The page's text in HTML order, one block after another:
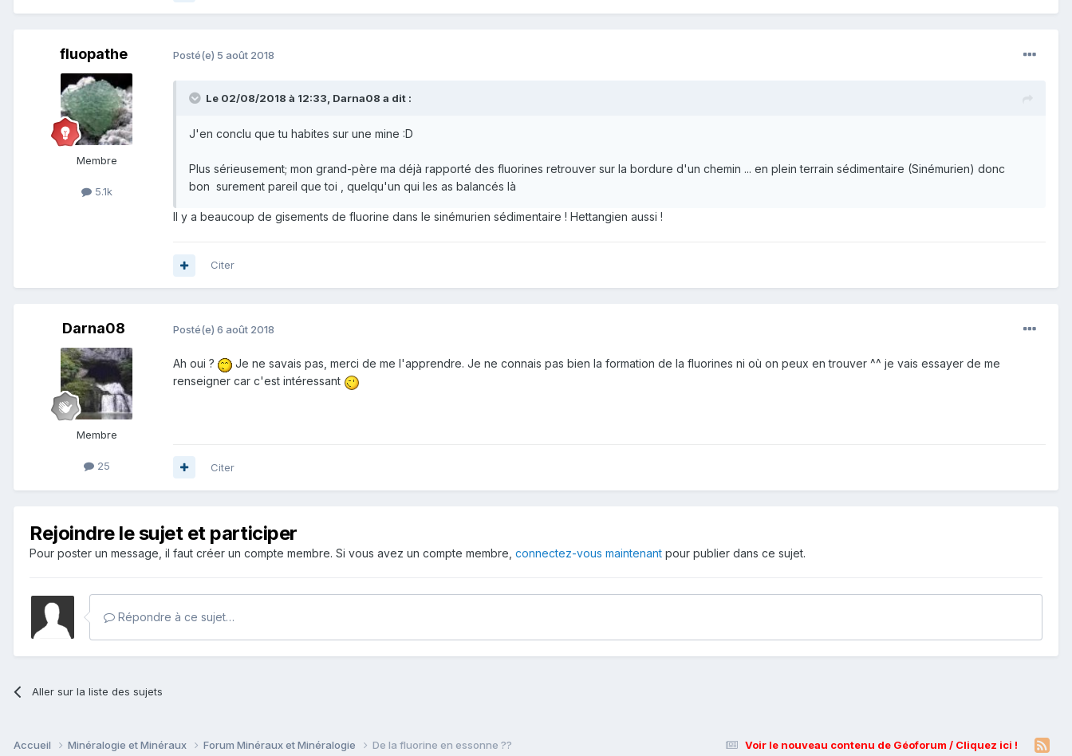
fluopathe
Membre
5.1k
Posté(e) 5 août 2018
Le 02/08/2018 à 12:33, Darna08 a dit :
J'en conclu que tu habites sur une mine :D
Plus sérieusement; mon grand-père ma déjà rapporté des fluorines retrouver sur la bordure d'un chemin ... en plein terrain sédimentaire (Sinémurien) donc
bon surement pareil que toi , quelqu'un qui les as balancés là
Il y a beaucoup de gisements de fluorine dans le sinémurien sédimentaire ! Hettangien aussi !
Citer
Darna08
Membre
25
Posté(e) 6 août 2018
Ah oui ?
Je ne savais pas, merci de me l'apprendre. Je ne connais pas bien la formation de la fluorines ni où on peux en trouver ^^ je vais essayer de me
renseigner car c'est intéressant
Citer
Rejoindre le sujet et participer
Pour poster un message, il faut créer un compte membre. Si vous avez un compte membre, connectez-vous maintenant pour publier dans ce sujet.
Répondre à ce sujet…
Aller sur la liste des sujets
Voir le nouveau contenu de Géoforum / Cliquez ici !
Accueil Minéralogie et Minéraux Forum Minéraux et Minéralogie De la fluorine en essonne ??